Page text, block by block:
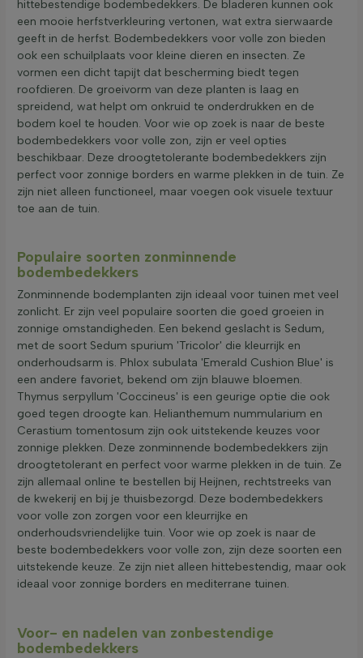
hittebestendige bodembedekkers. De bladeren kunnen ook
een mooie herfstverkleuring vertonen, wat extra sierwaarde
geeft in de herfst. Bodembedekkers voor volle zon bieden
ook een schuilplaats voor kleine dieren en insecten. Ze
vormen een dicht tapijt dat bescherming biedt tegen
roofdieren. De groeivorm van deze planten is laag en
spreidend, wat helpt om onkruid te onderdrukken en de
bodem koel te houden. Voor wie op zoek is naar de beste
bodembedekkers voor volle zon, zijn er veel opties
beschikbaar. Deze droogtetolerante bodembedekkers zijn
perfect voor zonnige borders en warme plekken in de tuin. Ze
zijn niet alleen functioneel, maar voegen ook visuele textuur
toe aan de tuin.
Populaire soorten zonminnende
bodembedekkers
Zonminnende bodemplanten zijn ideaal voor tuinen met veel
zonlicht. Er zijn veel populaire soorten die goed groeien in
zonnige omstandigheden. Een bekend geslacht is Sedum,
met de soort Sedum spurium 'Tricolor' die kleurrijk en
onderhoudsarm is. Phlox subulata 'Emerald Cushion Blue' is
een andere favoriet, bekend om zijn blauwe bloemen.
Thymus serpyllum 'Coccineus' is een geurige optie die ook
goed tegen droogte kan. Helianthemum nummularium en
Cerastium tomentosum zijn ook uitstekende keuzes voor
zonnige plekken. Deze zonminnende bodembedekkers zijn
droogtetolerant en perfect voor warme plekken in de tuin. Ze
zijn allemaal online te bestellen bij Heijnen, rechtstreeks van
de kwekerij en bij je thuisbezorgd. Deze bodembedekkers
voor volle zon zorgen voor een kleurrijke en
onderhoudsvriendelijke tuin. Voor wie op zoek is naar de
beste bodembedekkers voor volle zon, zijn deze soorten een
uitstekende keuze. Ze zijn niet alleen hittebestendig, maar ook
ideaal voor zonnige borders en mediterrane tuinen.
Voor- en nadelen van zonbestendige
bodembedekkers